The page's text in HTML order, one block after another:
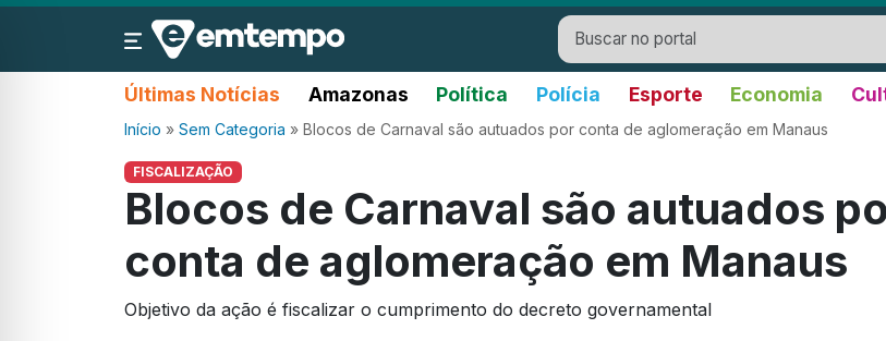
Últimas Notícias Amazonas Política Polícia Esporte Economia
Início » Sem Categoria » Blocos de Carnaval são autuados por conta de aglomeração em Manaus
FISCALIZAÇÃO
Blocos de Carnaval são autuados
conta de aglomeração em Manaus
Objetivo da ação é fiscalizar o cumprimento do decreto governamental